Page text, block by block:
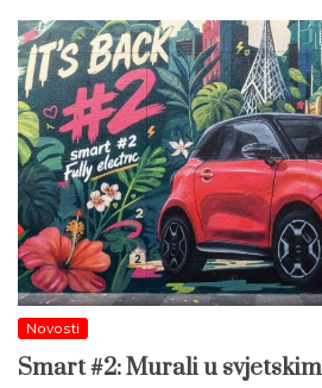
Novosti
Smart #2: Murali u